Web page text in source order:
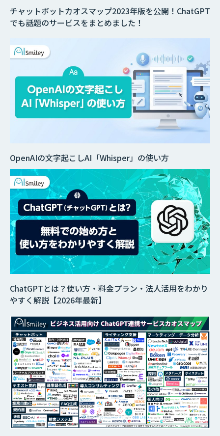
ChatGPTとは？使い方・料金プラン・法人活用をわかり
やすく解説【2026年最新】
チャットボットカオスマップ2023年版を公開！ChatGPT
でも話題のサービスをまとめました！
OpenAIの文字起こしAI「Whisper」の使い方